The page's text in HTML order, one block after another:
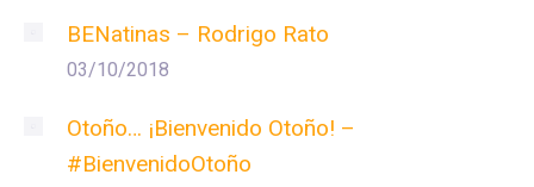
BENatinas – Rodrigo Rato
03/10/2018
Otoño… ¡Bienvenido Otoño! –
#BienvenidoOtoño